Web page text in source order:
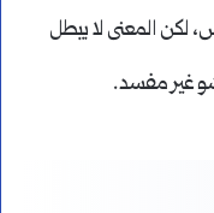
لكن المعنى لا يبطل
غير مفسد.